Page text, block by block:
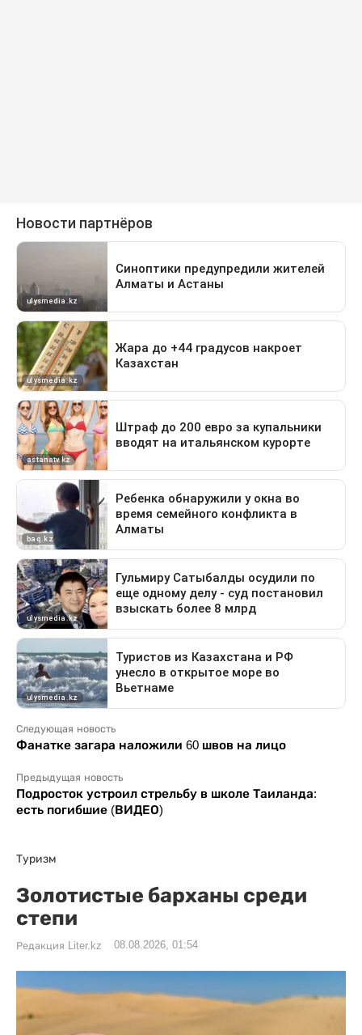
Следующая новость
Фанатке загара наложили 60 швов на лицо
Предыдущая новость
Подросток устроил стрельбу в школе Таиланда:
есть погибшие (ВИДЕО)
Туризм
Золотистые барханы среди
степи
Редакция Liter.kz 08.08.2026, 01:54